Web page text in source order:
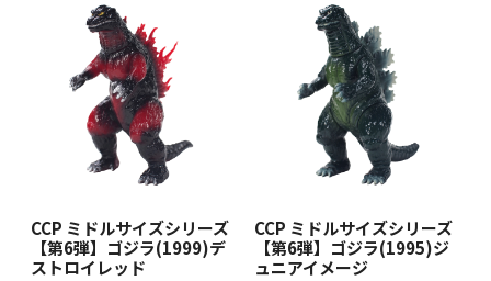
CCP ミドルサイズシリーズ
【第6弾】ゴジラ(1999)デ
ストロイレッド
CCP ミドルサイズシリーズ
【第6弾】ゴジラ(1995)ジ
ュニアイメージ